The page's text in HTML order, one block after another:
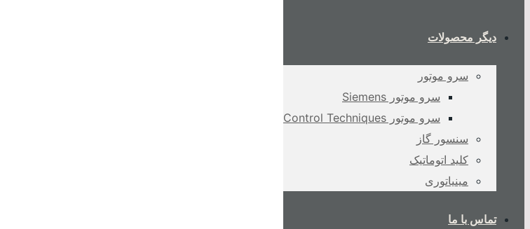
دیگر محصولات
سرو موتور
سرو موتور Siemens
سرو موتور Control Techniques
سنسور گاز
کلید اتوماتیک
مینیاتوری
تماس با ما